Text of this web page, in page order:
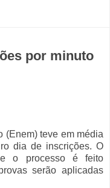
por minuto
(Enem) teve em média
dia de inscrições. O
o processo é feito
serão aplicadas